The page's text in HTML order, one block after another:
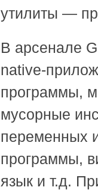
утилиты —
В арсенале
native-
программы,
мусорные
переменных
программы,
язык и т.д.